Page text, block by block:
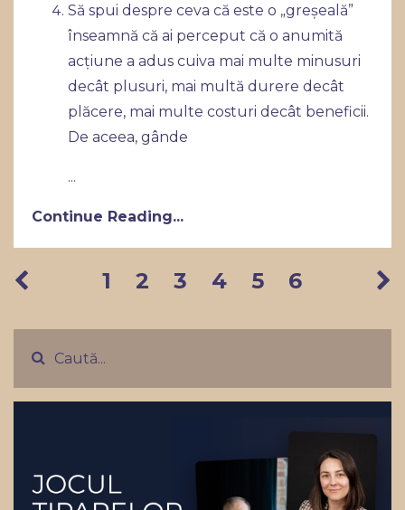
Să spui despre ceva că este o „greșeală”
înseamnă că ai perceput că o anumită
acțiune a adus cuiva mai multe minusuri
decât plusuri, mai multă durere decât
plăcere, mai multe costuri decât beneficii.
De aceea, gânde
...
Continue Reading...
1 2 3 4 5 6